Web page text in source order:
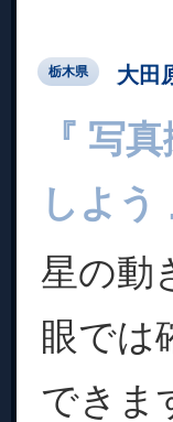
栃木県 大田
『 写
しよう
星の動
眼では
できま